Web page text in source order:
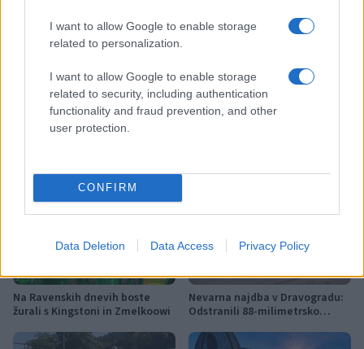
I want to allow Google to enable storage
related to personalization.
I want to allow Google to enable storage
related to security, including authentication
functionality and fraud prevention, and other
user protection.
CONFIRM
Data Deletion Data Access Privacy Policy
Pol stoletja glasbe na tromeji:
Graška Gora obeležuje 50.
jubilejni festival narodno-
zabavne glasbe
Na bencinskem servisu v
Dravogradu zagorel točilni
avtomat, požar pogasili
Več iz kategorije Novice
Na Ravenskih dnevih boste
žurali s Kingstoni in Zmelkoowi
Nevarna najdba v Dravogradu:
Odstranili 88-milimetrsko